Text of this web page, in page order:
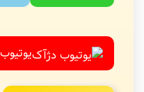
یوتیوب